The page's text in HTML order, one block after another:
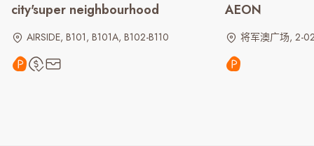
city'super neighbourhood
AIRSIDE, B101, B101A, B102-B110
AEON
将军澳广场, 2-